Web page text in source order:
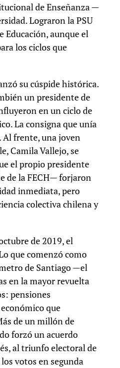
de Enseñanza —
Lograron la PSU
Educación, aunque el
los ciclos que
su cúspide histórica.
un presidente de
en un ciclo de
La consigna que unía
Al frente, una joven
Camila Vallejo, se
el propio presidente
de la FECH— forjaron
inmediata, pero
colectiva chilena y
de 2019, el
que comenzó como
de Santiago —el
en la mayor revuelta
pensiones
que
de un millón de
forzó un acuerdo
al triunfo electoral de
votos en segunda